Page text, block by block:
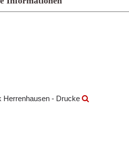
Herrenhausen - Drucke